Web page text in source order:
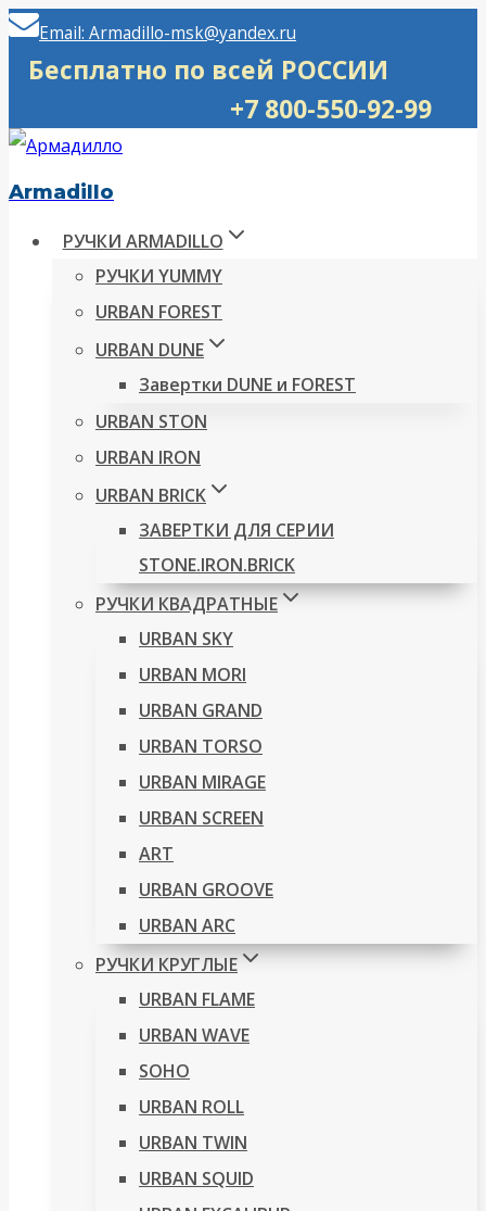
Перейти
Email: Armadillo-msk@yandex.ru
Бесплатно по всей РОССИИ
+7 800-550-92-99
Armadillo
РУЧКИ ARMADILLO
РУЧКИ YUMMY
URBAN FOREST
URBAN DUNE
Завертки DUNE и FOREST
URBAN STON
URBAN IRON
URBAN BRICK
ЗАВЕРТКИ ДЛЯ СЕРИИ
STONE.IRON.BRICK
РУЧКИ КВАДРАТНЫЕ
URBAN SKY
URBAN MORI
URBAN GRAND
URBAN TORSO
URBAN MIRAGE
URBAN SCREEN
ART
URBAN GROOVE
URBAN ARC
РУЧКИ КРУГЛЫЕ
URBAN FLAME
URBAN WAVE
SOHO
URBAN ROLL
URBAN TWIN
URBAN SQUID